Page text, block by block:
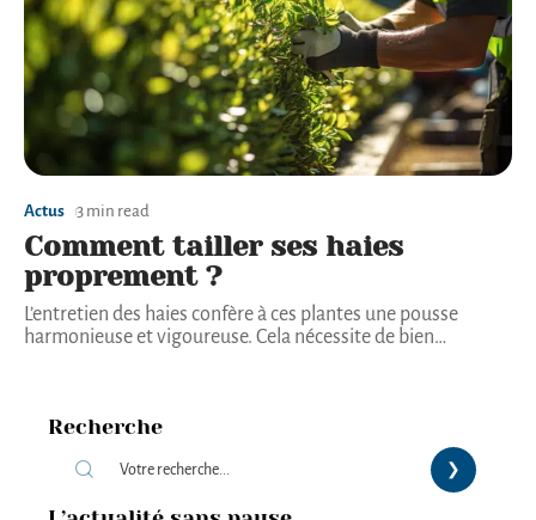
Actus 3 min read
Comment tailler ses haies
proprement ?
L’entretien des haies confère à ces plantes une pousse
harmonieuse et vigoureuse. Cela nécessite de bien…
Recherche